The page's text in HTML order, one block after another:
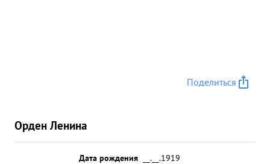
Поделиться
Орден Ленина
Дата рождения
__.__.1919